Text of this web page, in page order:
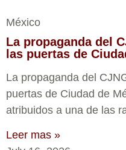
México
La propaganda del
las puertas de
La propaganda del
puertas de Ciudad de
atribuidos a una de las
Leer mas »